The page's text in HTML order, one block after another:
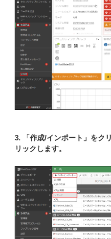
3. 「作成/インポート」をク
リックします。